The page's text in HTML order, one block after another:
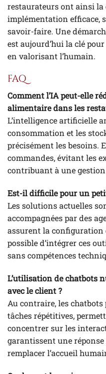
restaurateurs ont ainsi la
implémentation efficace,
savoir-faire. Une
est aujourd’hui la clé
en valorisant l’humain.
FAQ
Comment l’IA peut-elle
alimentaire dans les
L’intelligence artificielle
consommation et les
précisément les besoins.
commandes, évitant les
contribuant à une
Est-il difficile pour un
Les solutions actuelles
accompagnées par des
assurent la configuration
possible d’intégrer ces
sans compétences
L’utilisation de chatbots
avec le client ?
Au contraire, les
tâches répétitives,
concentrer sur les
garantissent une
remplacer l’accueil